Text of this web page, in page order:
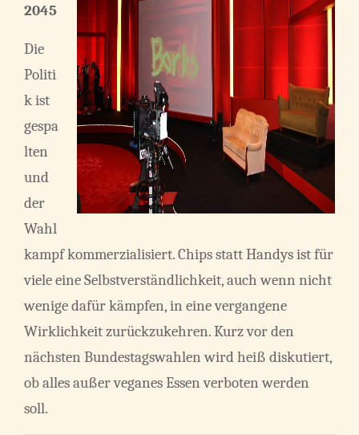
2045
Die
Politi
k ist
gespa
lten
und
der
Wahl
kampf kommerzialisiert. Chips statt Handys ist für
viele eine Selbstverständlichkeit, auch wenn nicht
wenige dafür kämpfen, in eine vergangene
Wirklichkeit zurückzukehren. Kurz vor den
nächsten Bundestagswahlen wird heiß diskutiert,
ob alles außer veganes Essen verboten werden
soll.